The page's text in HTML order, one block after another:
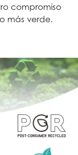
compromiso
más verde.